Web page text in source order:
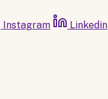
Instagram Linkedin